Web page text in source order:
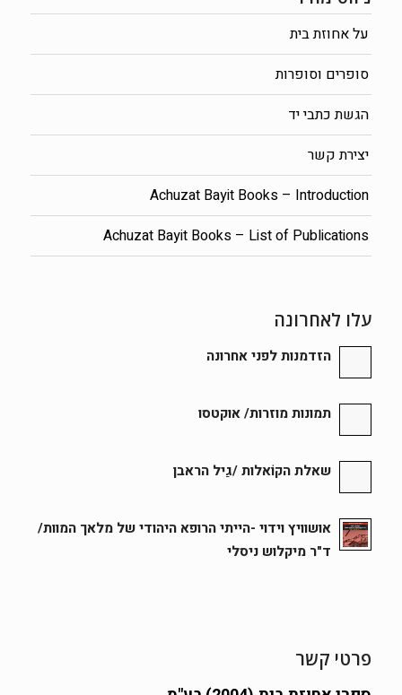
על אחוזת בית
סופרים וסופרות
הגשת כתבי יד
יצירת קשר
Achuzat Bayit Books – Introduction
Achuzat Bayit Books – List of Publications
עלו לאחרונה
הזדמנות לפני אחרונה
תמונות מוזרות/ אוקטסו
שאלת הקוֹאלות /גַיל הראבן
אושוויץ וידוי -הייתי הרופא היהודי של מלאך המוות/
ד"ר מיקלוש ניסלי
פרטי קשר